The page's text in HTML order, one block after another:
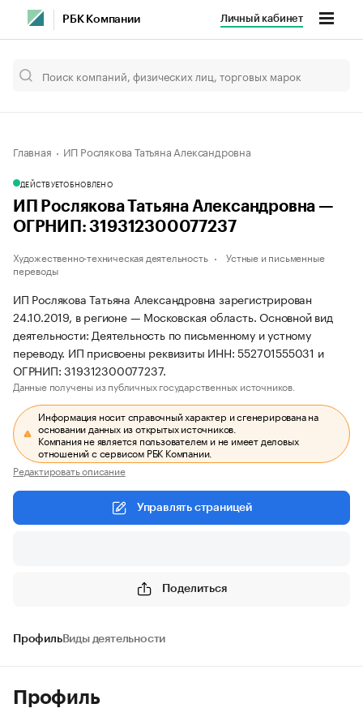
РБК Компании Личный кабинет
Главная ИП Рослякова Татьяна Александровна
ДЕЙСТВУЕТОБНОВЛЕНО
ИП Рослякова Татьяна Александровна —
ОГРНИП: 319312300077237
Художественно-техническая деятельность
Устные и письменные
переводы
ИП Рослякова Татьяна Александровна зарегистрирован
24.10.2019, в регионе — Московская область. Основной вид
деятельности: Деятельность по письменному и устному
переводу. ИП присвоены реквизиты ИНН: 552701555031 и
ОГРНИП: 319312300077237.
Данные получены из публичных государственных источников.
Информация носит справочный характер и сгенерирована на
основании данных из открытых источников.
Компания не является пользователем и не имеет деловых
отношений с сервисом РБК Компании.
Редактировать описание
Управлять страницей
Поделиться
ПрофильВиды деятельности
Профиль